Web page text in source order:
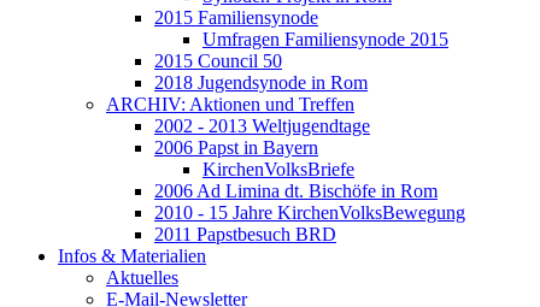
2015 Familiensynode
Umfragen Familiensynode 2015
2015 Council 50
2018 Jugendsynode in Rom
ARCHIV: Aktionen und Treffen
2002 - 2013 Weltjugendtage
2006 Papst in Bayern
KirchenVolksBriefe
2006 Ad Limina dt. Bischöfe in Rom
2010 - 15 Jahre KirchenVolksBewegung
2011 Papstbesuch BRD
Infos & Materialien
Aktuelles
E-Mail-Newsletter